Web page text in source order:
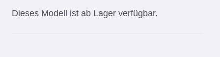
Dieses Modell ist ab Lager verfügbar.